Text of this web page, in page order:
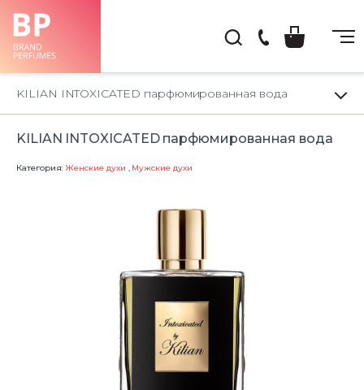
66-
KILIAN INTOXICATED парфюмированная вода
KILIAN INTOXICATED парфюмированная вода
Категория: Женские духи , Мужские духи